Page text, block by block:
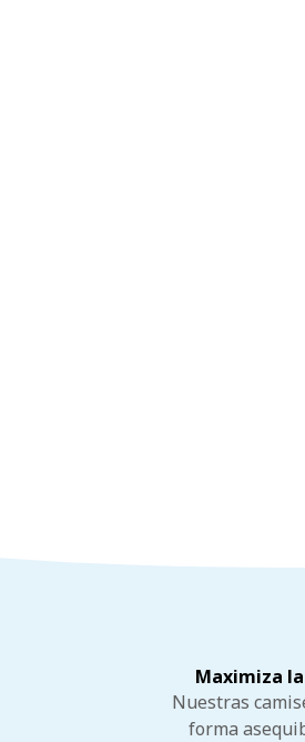
Maximiza
Nuestras
forma